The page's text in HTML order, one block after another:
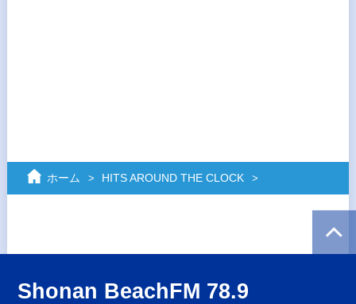
ホーム HITS AROUND THE CLOCK
Shonan BeachFM 78.9